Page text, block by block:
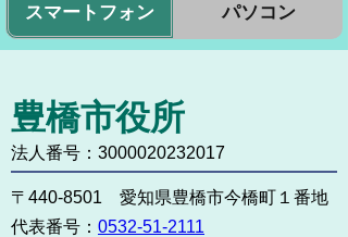
スマートフォン パソコン
豊橋市役所
法人番号：3000020232017
〒440-8501 愛知県豊橋市今橋町１番地
代表番号： 0532-51-2111